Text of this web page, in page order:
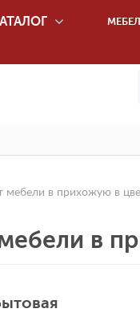
мебели в прихожую в
в